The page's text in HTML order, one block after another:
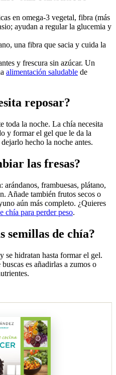
en omega-3 vegetal, fibra (más
ayudan a regular la glucemia y
una fibra que sacia y cuida la
y frescura sin azúcar. Un
alimentación saludable de
reposar?
toda la noche. La chía necesita
y formar el gel que le da la
hecho la noche antes.
las fresas?
frambuesas, plátano,
Añade también frutos secos o
aún más completo. ¿Quieres
chía para perder peso.
semillas de chía?
se hidratan hasta formar el gel.
es añadirlas a zumos o